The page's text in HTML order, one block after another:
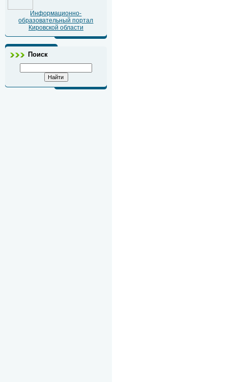
Информационно-
образовательный портал
Кировской области
Поиск